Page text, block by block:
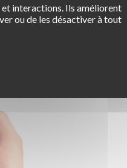
interactions. Ils améliorent
ou de les désactiver à tout